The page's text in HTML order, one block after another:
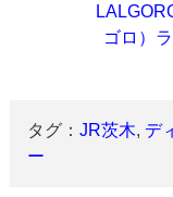
ゴロ）
タグ：JR茨木, デ
ー